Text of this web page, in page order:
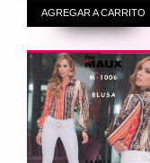
AGREGAR A CARRITO